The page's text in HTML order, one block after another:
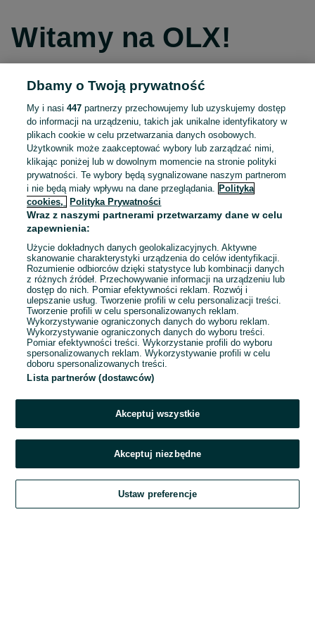
Witamy na OLX!
Kontynuuj przez Facebooka
Kontynuuj przez konto Apple
Kontynuuj przez konto Google
LUB
E-mail
Hasło
Zaloguj się
Kontynuując za pośrednictwem jednego z dostawców wskazanych powyżej,
OLX.pl w jego aktualnym brzmieniu.
Dbamy o Twoją prywatność
My i nasi447 partnerzy przechowujemy lub uzyskujemy dostęp
do informacji na urządzeniu, takich jak unikalne identyfikatory w
plikach cookie w celu przetwarzania danych osobowych.
Użytkownik może zaakceptować wybory lub zarządzać nimi,
klikając poniżej lub w dowolnym momencie na stronie polityki
prywatności. Te wybory będą sygnalizowane naszym partnerom
i nie będą miały wpływu na dane przeglądania.
Polityka
cookies,
Polityka Prywatności
Wraz z naszymi partnerami przetwarzamy dane w celu
zapewnienia:
Użycie dokładnych danych geolokalizacyjnych. Aktywne
skanowanie charakterystyki urządzenia do celów identyfikacji.
Rozumienie odbiorców dzięki statystyce lub kombinacji danych
z różnych źródeł. Przechowywanie informacji na urządzeniu lub
dostęp do nich. Pomiar efektywności reklam. Rozwój i
ulepszanie usług. Tworzenie profili w celu personalizacji treści.
Tworzenie profili w celu spersonalizowanych reklam.
Wykorzystywanie ograniczonych danych do wyboru reklam.
Wykorzystywanie ograniczonych danych do wyboru treści.
Pomiar efektywności treści. Wykorzystanie profili do wyboru
spersonalizowanych reklam. Wykorzystywanie profili w celu
doboru spersonalizowanych treści.
Lista partnerów (dostawców)
Akceptuj wszystkie
Akceptuj niezbędne
Ustaw preferencje